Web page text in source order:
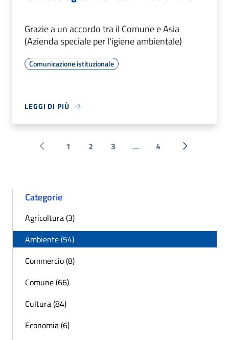
Grazie a un accordo tra il Comune e Asia
(Azienda speciale per l'igiene ambientale)
Comunicazione istituzionale
LEGGI DI PIÙ
Pagina precedente
1 2 3 ... 4 Successiva
Categorie
Agricoltura (3)
Ambiente (54)
Commercio (8)
Comune (66)
Cultura (84)
Economia (6)